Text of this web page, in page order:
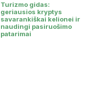
Turizmo gidas:
geriausios kryptys
savarankiškai kelionei ir
naudingi pasiruošimo
patarimai